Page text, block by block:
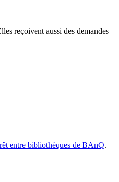
reçoivent aussi des demandes
entre bibliothèques de BAnQ.